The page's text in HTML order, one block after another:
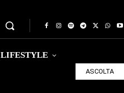
LIFESTYLE
ASCOLTA